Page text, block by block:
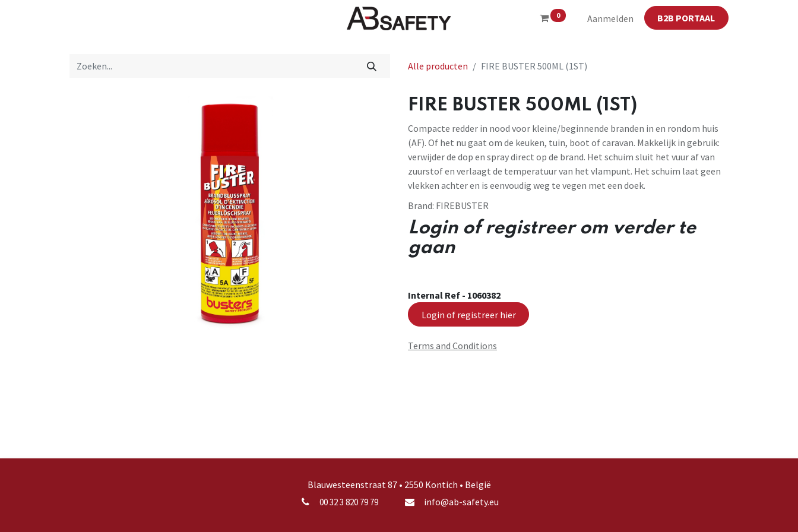
0 Aanmelden B2B PORTAAL
Winkel CE
Alle producten FIRE BUSTER 500ML (1ST)
FIRE BUSTER 500ML (1ST)
Compacte redder in nood voor kleine/beginnende branden in en rondom huis
(AF). Of het nu gaat om de keuken, tuin, boot of caravan. Makkelijk in gebruik:
verwijder de dop en spray direct op de brand. Het schuim sluit het vuur af van
zuurstof en verlaagt de temperatuur van het vlampunt. Het schuim laat geen
vlekken achter en is eenvoudig weg te vegen met een doek.
Brand: FIREBUSTER
Login of registreer om verder te
gaan
Internal Ref - 1060382
Login of registreer hier
Terms and Conditions
Blauwesteenstraat 87 • 2550 Kontich • België
00 32 3 820 79 79 info@ab-safety.eu